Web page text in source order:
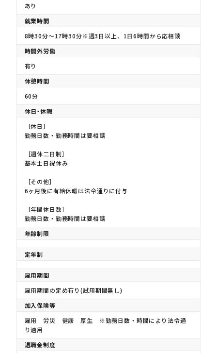
あり
就業時間
8時30分～17時30分※週3日以上、1日6時間から応相談
時間外労働
有り
休憩時間
60分
休日・休暇
［休日］
勤務日数・勤務時間は要相談
［週休二日制］
基本土日祝休み
［その他］
6ヶ月後に有給休暇は法令通りに付与
［年間休日数］
勤務日数・勤務時間は要相談
年齢制限
定年制
雇用期間
雇用期間の定め有り(試用期間無し)
加入保険等
雇用 労災 健康 厚生 ※勤務日数・時間により法令通
り適用
退職金制度